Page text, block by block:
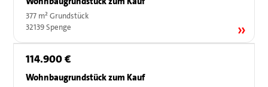
377 m² Grundstück
32139 Spenge
114.900 €
Wohnbaugrundstück zum Kauf